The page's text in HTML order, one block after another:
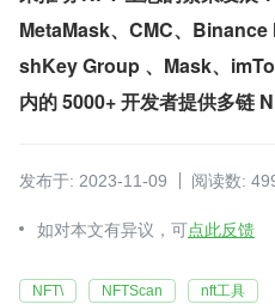
MetaMask、CMC、
shKey Group 、Mask、
内的 5000+ 开发者提供多链
发布于: 2023-11-09 阅读数:
如对本文有异议，可点此反馈
NFT\ NFTScan nft工具